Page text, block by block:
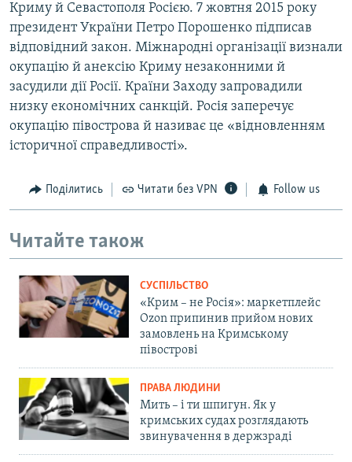
Криму й Севастополя Росією. 7 жовтня 2015 року
президент України Петро Порошенко підписав
відповідний закон. Міжнародні організації визнали
окупацію й анексію Криму незаконними й
засудили дії Росії. Країни Заходу запровадили
низку економічних санкцій. Росія заперечує
окупацію півострова й називає це «відновленням
історичної справедливості».
Поділитись Читати без VPN Follow us
Читайте також
СУСПІЛЬСТВО
«Крим – не Росія»: маркетплейс
Ozon припинив прийом нових
замовлень на Кримському
півострові
ПРАВА ЛЮДИНИ
Мить – і ти шпигун. Як у
кримських судах розглядають
звинувачення в держзраді